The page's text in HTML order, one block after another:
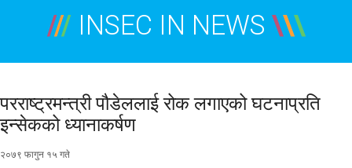
/// INSEC IN NEWS \\\
परराष्ट्रमन्त्री पौडेललाई रोक लगाएको घटनाप्रति
इन्सेकको ध्यानाकर्षण
२०७९ फागुन १५ गते